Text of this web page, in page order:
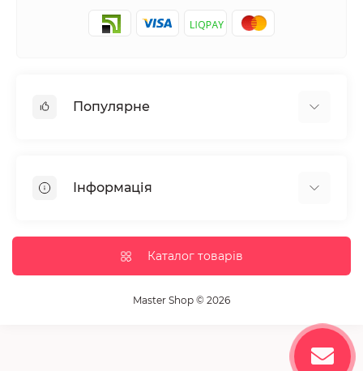
Популярне
Парафінотерапія
Вії та брови
Дезінфекція та стерилізація
Пензлики і набори для макіяжу
Інформація
Доставка та оплата
Корисні статті
Каталог товарів
Master Shop © 2026